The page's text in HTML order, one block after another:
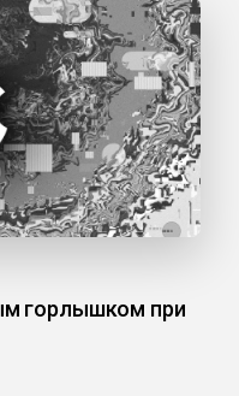
горлышком при